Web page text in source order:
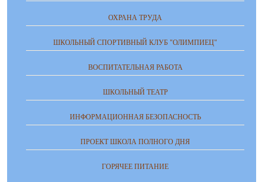
ОХРАНА ТРУДА
ШКОЛЬНЫЙ СПОРТИВНЫЙ КЛУБ "ОЛИМПИЕЦ"
ВОСПИТАТЕЛЬНАЯ РАБОТА
ШКОЛЬНЫЙ ТЕАТР
ИНФОРМАЦИОННАЯ БЕЗОПАСНОСТЬ
ПРОЕКТ ШКОЛА ПОЛНОГО ДНЯ
ГОРЯЧЕЕ ПИТАНИЕ